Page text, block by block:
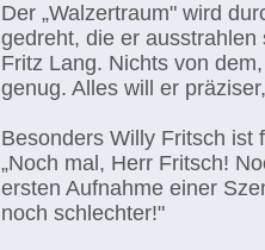
Der „Walzertraum" wird
gedreht, die er
Fritz Lang. Nichts von
genug. Alles will er
Besonders Willy Fritsch ist
„Noch mal, Herr Fritsch!
ersten Aufnahme einer
noch schlechter!"